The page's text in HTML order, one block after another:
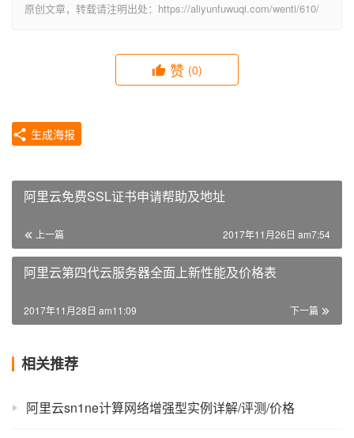
原创文章，转载请注明出处：https://aliyunfuwuqi.com/wenti/610/
赞 (0)
生成海报
阿里云免费SSL证书申请帮助及地址
上一篇 2017年11月26日 am7:54
阿里云第四代云服务器全面上新性能及价格表
下一篇
2017年11月28日 am11:09
相关推荐
阿里云sn1ne计算网络增强型实例详解/评测/价格